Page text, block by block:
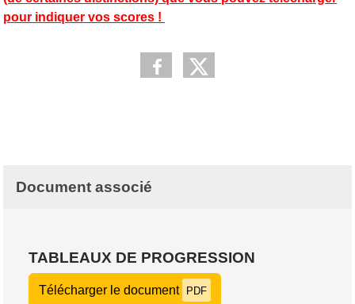
pour indiquer vos scores !
Document associé
TABLEAUX DE PROGRESSION
Télécharger le document PDF